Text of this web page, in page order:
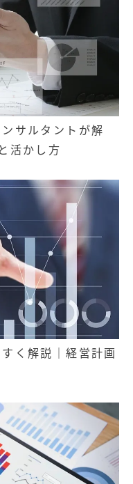
サルタントが解
活かし方
く解説｜経営計画